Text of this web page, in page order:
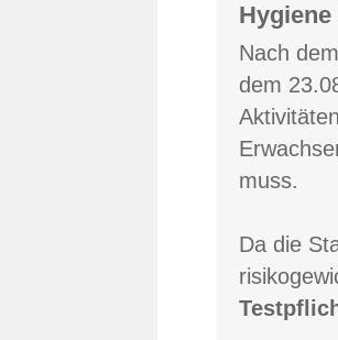
Hygiene
Nach
dem
muss.
Da die